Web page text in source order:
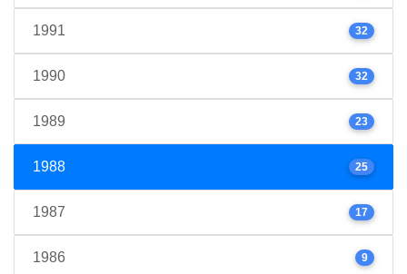
1991 32
1990 32
1989 23
1988 25
1987 17
1986 9